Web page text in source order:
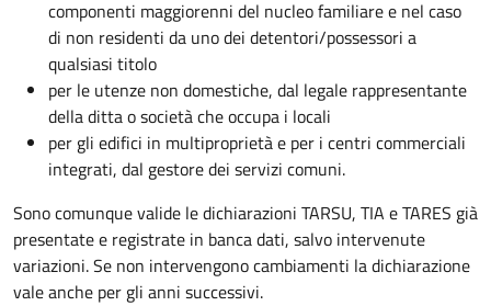
componenti maggiorenni del nucleo familiare e nel caso
di non residenti da uno dei detentori/possessori a
qualsiasi titolo
per le utenze non domestiche, dal legale rappresentante
della ditta o società che occupa i locali
per gli edifici in multiproprietà e per i centri commerciali
integrati, dal gestore dei servizi comuni.
Sono comunque valide le dichiarazioni TARSU, TIA e TARES già
presentate e registrate in banca dati, salvo intervenute
variazioni. Se non intervengono cambiamenti la dichiarazione
vale anche per gli anni successivi.